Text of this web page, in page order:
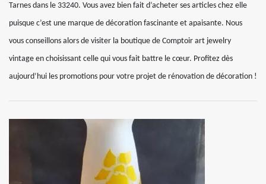
Tarnes dans le 33240. Vous avez bien fait d’acheter ses articles chez elle
puisque c’est une marque de décoration fascinante et apaisante. Nous
vous conseillons alors de visiter la boutique de Comptoir art jewelry
vintage en choisissant celle qui vous fait battre le cœur. Profitez dès
aujourd’hui les promotions pour votre projet de rénovation de décoration !